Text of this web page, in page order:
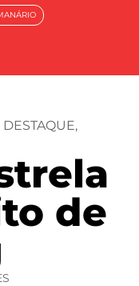
DESTAQUE,
de